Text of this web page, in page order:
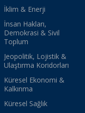
İklim & Enerji
İnsan Hakları,
Demokrasi & Sivil
Toplum
Jeopolitik, Lojistik &
Ulaştırma Koridorları
Küresel Ekonomi &
Kalkınma
Küresel Sağlık